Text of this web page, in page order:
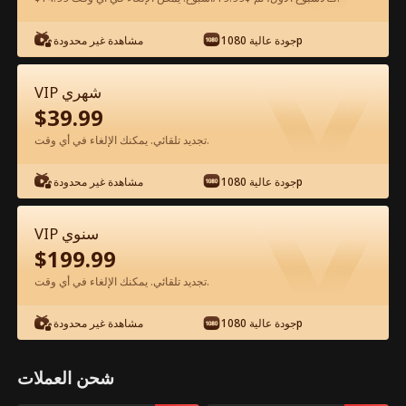
شاهد مجانًا في التطبيق
الحلقة 36 - العودة إلى 1998 نحو الهيمنة
العالمية الفيلم كامل
1-50 51-97
36 37 38 39 40
مشاهدة غير محدودة جودة عالية 1080p
VIP شهري
$39.99
تجديد تلقائي. يمكنك الإلغاء في أي وقت.
مشاهدة غير محدودة جودة عالية 1080p
VIP سنوي
$199.99
تجديد تلقائي. يمكنك الإلغاء في أي وقت.
مشاهدة غير محدودة جودة عالية 1080p
شحن العملات